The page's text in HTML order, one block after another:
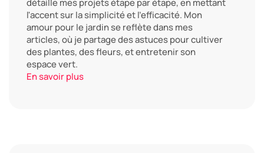
détaille mes projets étape par étape, en mettant
l'accent sur la simplicité et l'efficacité. Mon
amour pour le jardin se reflète dans mes
articles, où je partage des astuces pour cultiver
des plantes, des fleurs, et entretenir son
espace vert.
En savoir plus